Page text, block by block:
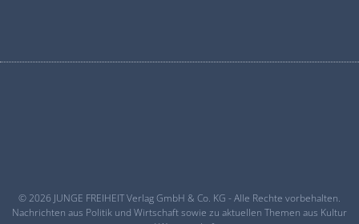
© 2026 JUNGE FREIHEIT Verlag GmbH & Co. KG - Alle Rechte vorbehalten.
Nachrichten aus Politik und Wirtschaft sowie zu aktuellen Themen aus Kultur